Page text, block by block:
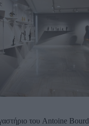
του Antoine